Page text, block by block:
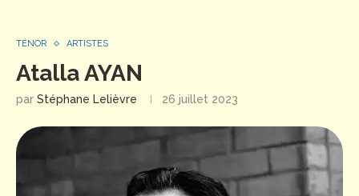
TÉNOR ARTISTES
Atalla AYAN
par Stéphane Lelièvre 26 juillet 2023